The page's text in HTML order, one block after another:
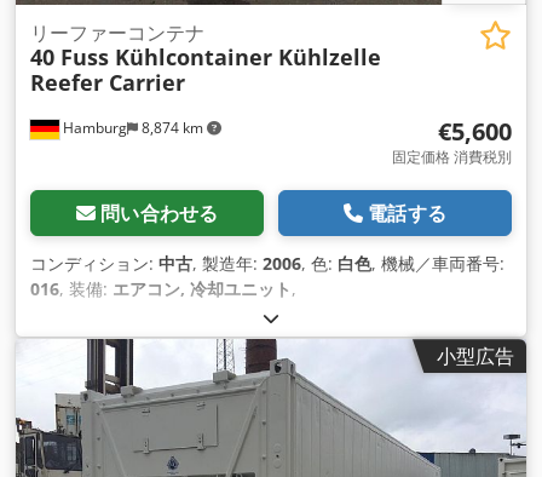
Hamburg 8,874 km
リーファーコンテナ
40 Fuss Kühlcontainer Kühlzelle
Reefer Carrier
€5,600
固定価格 消費税別
問い合わせる 電話する
コンディション: 中古, 製造年: 2006, 色: 白色, 機械／車両番号:
016, 装備: エアコン, 冷却ユニット ,
小型広告